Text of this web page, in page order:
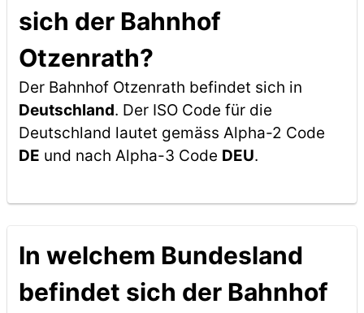
sich der Bahnhof
Otzenrath?
Der Bahnhof Otzenrath befindet sich in
Deutschland. Der ISO Code für die
Deutschland lautet gemäss Alpha-2 Code
DE und nach Alpha-3 Code DEU.
In welchem Bundesland
befindet sich der Bahnhof